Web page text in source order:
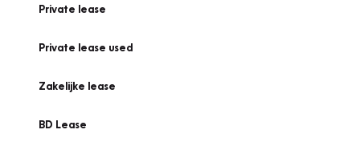
Private lease
Private lease used
Zakelijke lease
BD Lease